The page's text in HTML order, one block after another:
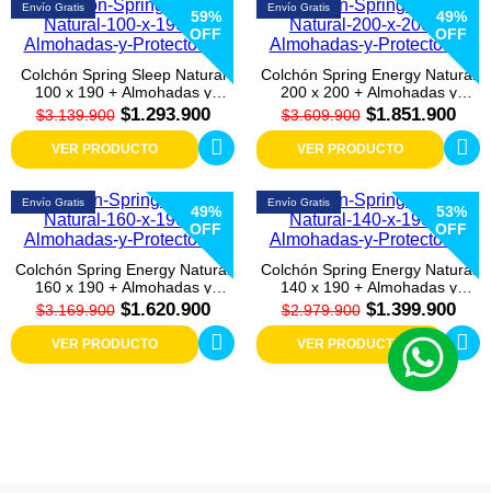
Envío Gratis
59%
OFF
Colchón Spring Sleep Natural
100 x 190 + Almohadas y
Protector
$3.139.900 $1.293.900
VER PRODUCTO
Envío Gratis
49%
OFF
Colchón Spring Energy Natural
200 x 200 + Almohadas y
Protector
$3.609.900 $1.851.900
VER PRODUCTO
Envío Gratis
49%
OFF
Colchón Spring Energy Natural
160 x 190 + Almohadas y
Protector
$3.169.900 $1.620.900
VER PRODUCTO
Envío Gratis
53%
OFF
Colchón Spring Energy Natural
140 x 190 + Almohadas y
Protector
$2.979.900 $1.399.900
VER PRODUCTO